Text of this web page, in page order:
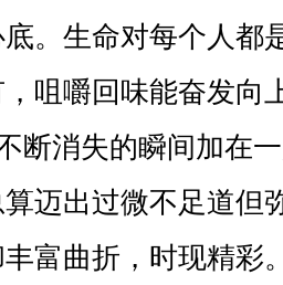
。生命对每个人都
咀嚼回味能奋发向
消失的瞬间加在一
迈出过微不足道但
富曲折，时现精彩